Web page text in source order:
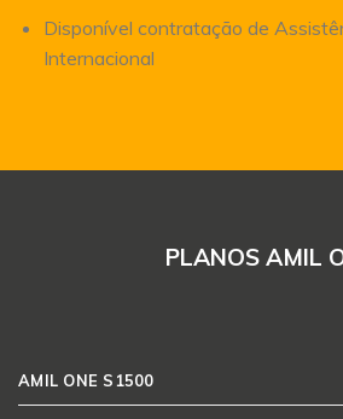
Disponível contratação de
Internacional
PLANOS AMIL
AMIL ONE S1500